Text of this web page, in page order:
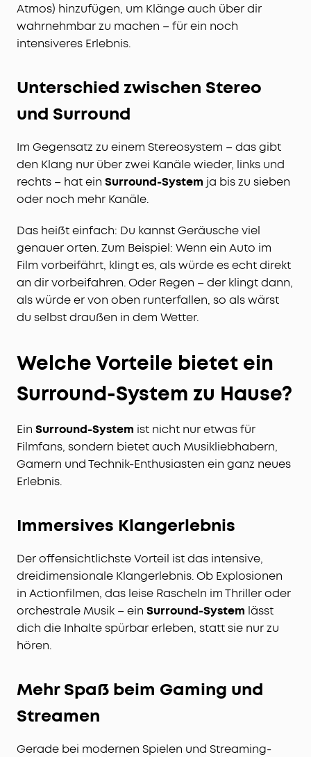
Atmos) hinzufügen, um Klänge auch über dir
wahrnehmbar zu machen – für ein noch
intensiveres Erlebnis.
Unterschied zwischen Stereo
und Surround
Im Gegensatz zu einem Stereosystem – das gibt
den Klang nur über zwei Kanäle wieder, links und
rechts – hat ein Surround-System ja bis zu sieben
oder noch mehr Kanäle.
Das heißt einfach: Du kannst Geräusche viel
genauer orten. Zum Beispiel: Wenn ein Auto im
Film vorbeifährt, klingt es, als würde es echt direkt
an dir vorbeifahren. Oder Regen – der klingt dann,
als würde er von oben runterfallen, so als wärst
du selbst draußen in dem Wetter.
Welche Vorteile bietet ein
Surround-System zu Hause?
Ein Surround-System ist nicht nur etwas für
Filmfans, sondern bietet auch Musikliebhabern,
Gamern und Technik-Enthusiasten ein ganz neues
Erlebnis.
Immersives Klangerlebnis
Der offensichtlichste Vorteil ist das intensive,
dreidimensionale Klangerlebnis. Ob Explosionen
in Actionfilmen, das leise Rascheln im Thriller oder
orchestrale Musik – ein Surround-System lässt
dich die Inhalte spürbar erleben, statt sie nur zu
hören.
Mehr Spaß beim Gaming und
Streamen
Gerade bei modernen Spielen und Streaming-